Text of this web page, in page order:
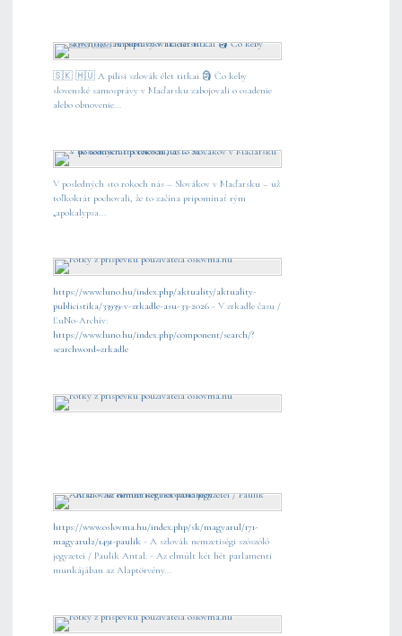
🇸🇰 🇭🇺 A pilisi szlovák élet titkai 🗿 Čo keby
slovenské samosprávy v Maďarsku zabojovali o osadenie
alebo obnovenie...
V posledných sto rokoch nás – Slovákov v Maďarsku – už
toľkokrát pochovali, že to začína pripomínať rým
„apokalypsa...
https://www.luno.hu/index.php/aktuality/aktuality-
publicistika/33939-v-zrkadle-asu-33-2026 - V zrkadle času /
ĽuNo-Archív:
https://www.luno.hu/index.php/component/search/?
searchword=zrkadle
https://www.oslovma.hu/index.php/sk/magyarul/171-
magyarul2/1491-paulik - A szlovák nemzetiségi szószóló
jegyzetei / Paulik Antal: - Az elmúlt két hét parlamenti
munkájában az Alaptörvény...